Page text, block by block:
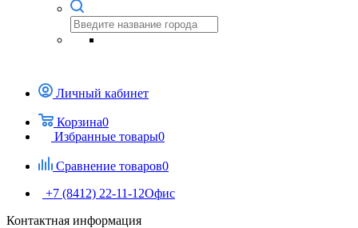
Личный кабинет
Корзина0
Избранные товары0
Сравнение товаров0
+7 (8412) 22-11-12Офис
Контактная информация